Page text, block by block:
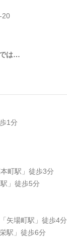
20
は…
1分
町駅」徒歩3分
」徒歩5分
矢場町駅」徒歩4分
駅」徒歩6分